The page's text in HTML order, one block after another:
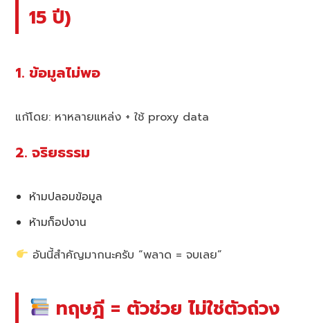
15 ปี)
1. ข้อมูลไม่พอ
แก้โดย: หาหลายแหล่ง + ใช้ proxy data
2. จริยธรรม
ห้ามปลอมข้อมูล
ห้ามก็อปงาน
อันนี้สำคัญมากนะครับ “พลาด = จบเลย”
ทฤษฎี = ตัวช่วย ไม่ใช่ตัวถ่วง